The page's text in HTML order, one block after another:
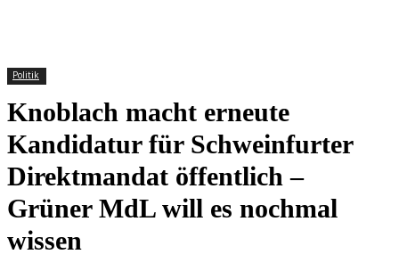
Politik
Knoblach macht erneute
Kandidatur für Schweinfurter
Direktmandat öffentlich –
Grüner MdL will es nochmal
wissen